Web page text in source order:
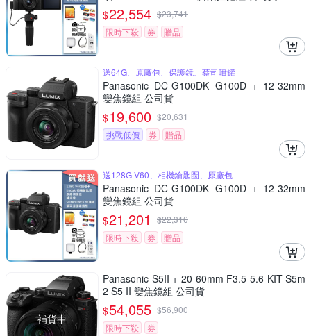
$22,554 $23,741
限時下殺
券 贈品
送64G、原廠包、保護鏡、蔡司噴罐
Panasonic DC-G100DK G100D + 12-32mm
變焦鏡組 公司貨
$19,600 $20,631
挑戰低價
券 贈品
送128G V60、相機鑰匙圈、原廠包
Panasonic DC-G100DK G100D + 12-32mm
變焦鏡組 公司貨
$21,201 $22,316
限時下殺
券 贈品
補貨中
Panasonic S5II + 20-60mm F3.5-5.6 KIT S5m
2 S5 II 變焦鏡組 公司貨
$54,055 $56,900
限時下殺
券